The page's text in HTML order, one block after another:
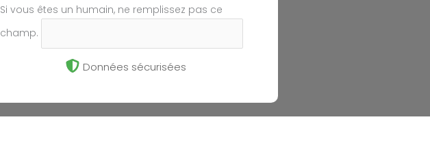
Si vous êtes un humain, ne remplissez pas ce
champ.
Données sécurisées